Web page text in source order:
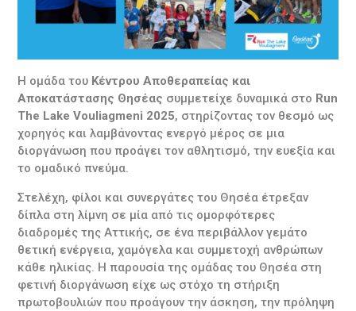
Η ομάδα του Κέντρου Αποθεραπείας και
Αποκατάστασης Θησέας συμμετείχε δυναμικά στο Run
The Lake Vouliagmeni 2025, στηρίζοντας τον θεσμό ως
χορηγός και λαμβάνοντας ενεργό μέρος σε μια
διοργάνωση που προάγει τον αθλητισμό, την ευεξία και
το ομαδικό πνεύμα.
Στελέχη, φίλοι και συνεργάτες του Θησέα έτρεξαν
δίπλα στη λίμνη σε μία από τις ομορφότερες
διαδρομές της Αττικής, σε ένα περιβάλλον γεμάτο
θετική ενέργεια, χαμόγελα και συμμετοχή ανθρώπων
κάθε ηλικίας. Η παρουσία της ομάδας του Θησέα στη
φετινή διοργάνωση είχε ως στόχο τη στήριξη
πρωτοβουλιών που προάγουν την άσκηση, την πρόληψη